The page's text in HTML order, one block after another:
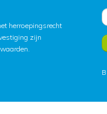
herroepingsrecht
zijn
.